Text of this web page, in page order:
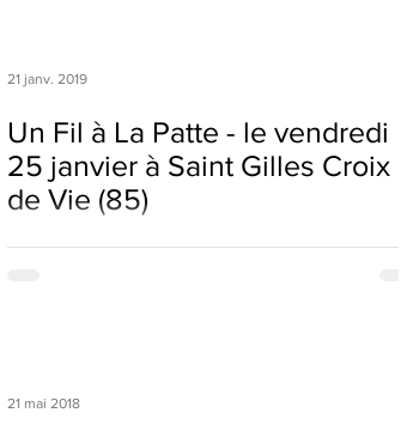
Un Fil à La Patte - le vendredi
25 janvier à Saint Gilles Croix
de Vie (85)
Retrouvez Un Fil à La Patte vendredi 25 janvier à
21 janv. 2019
21 mai 2018